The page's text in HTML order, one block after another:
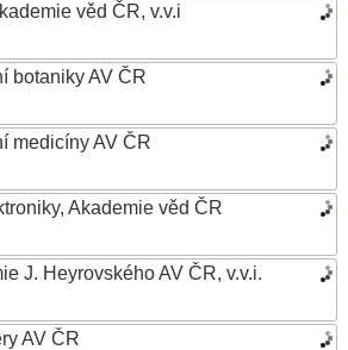
věd ČR, v.v.i
botaniky AV ČR
medicíny AV ČR
Akademie věd ČR
J. Heyrovského AV ČR, v.v.i.
AV ČR